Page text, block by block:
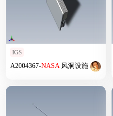
IGS
A2004367-NASA风洞设施